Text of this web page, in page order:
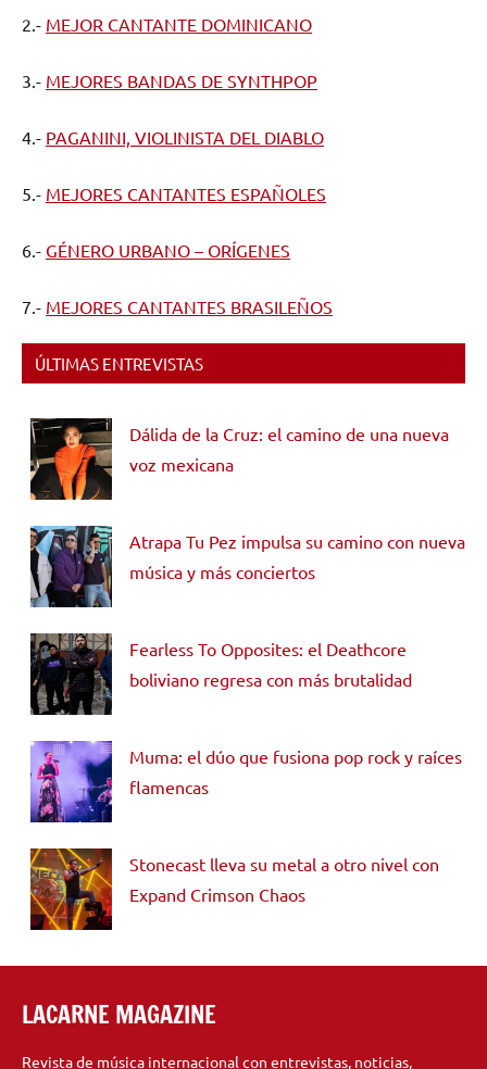
2.- MEJOR CANTANTE DOMINICANO
3.- MEJORES BANDAS DE SYNTHPOP
4.- PAGANINI, VIOLINISTA DEL DIABLO
5.- MEJORES CANTANTES ESPAÑOLES
6.- GÉNERO URBANO – ORÍGENES
7.- MEJORES CANTANTES BRASILEÑOS
ÚLTIMAS ENTREVISTAS
Dálida de la Cruz: el camino de una nueva
voz mexicana
Atrapa Tu Pez impulsa su camino con nueva
música y más conciertos
Fearless To Opposites: el Deathcore
boliviano regresa con más brutalidad
Muma: el dúo que fusiona pop rock y raíces
flamencas
Stonecast lleva su metal a otro nivel con
Expand Crimson Chaos
LACARNE MAGAZINE
Revista de música internacional con entrevistas, noticias,